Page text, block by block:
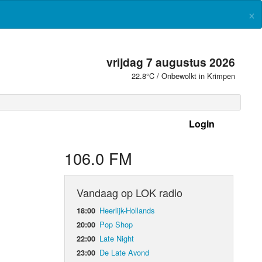
×
vrijdag 7 augustus 2026
22.8°C / Onbewolkt in Krimpen
Login
106.0 FM
Vandaag op LOK radio
18:00 Heerlijk-Hollands
20:00 Pop Shop
22:00 Late Night
23:00 De Late Avond